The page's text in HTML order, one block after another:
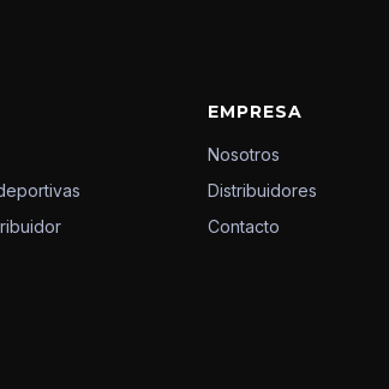
EMPRESA
Nosotros
Distribuidores
Contacto